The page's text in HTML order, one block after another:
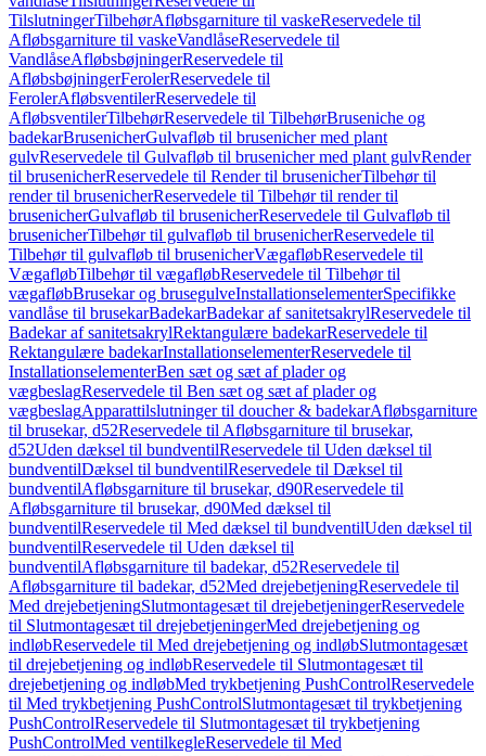
TilslutningerTilbehørAfløbsgarniture til vaskeReservedele til
Afløbsgarniture til vaskeVandlåseReservedele til
VandlåseAfløbsbøjningerReservedele til
AfløbsbøjningerFerolerReservedele til
FerolerAfløbsventilerReservedele til
AfløbsventilerTilbehørReservedele til TilbehørBruseniche og
badekarBrusenicherGulvafløb til brusenicher med plant
gulvReservedele til Gulvafløb til brusenicher med plant gulvRender
til brusenicherReservedele til Render til brusenicherTilbehør til
render til brusenicherReservedele til Tilbehør til render til
brusenicherGulvafløb til brusenicherReservedele til Gulvafløb til
brusenicherTilbehør til gulvafløb til brusenicherReservedele til
Tilbehør til gulvafløb til brusenicherVægafløbReservedele til
VægafløbTilbehør til vægafløbReservedele til Tilbehør til
vægafløbBrusekar og brusegulveInstallationselementerSpecifikke
vandlåse til brusekarBadekarBadekar af sanitetsakrylReservedele til
Badekar af sanitetsakrylRektangulære badekarReservedele til
Rektangulære badekarInstallationselementerReservedele til
InstallationselementerBen sæt og sæt af plader og
vægbeslagReservedele til Ben sæt og sæt af plader og
vægbeslagApparattilslutninger til doucher & badekarAfløbsgarniture
til brusekar, d52Reservedele til Afløbsgarniture til brusekar,
d52Uden dæksel til bundventilReservedele til Uden dæksel til
bundventilDæksel til bundventilReservedele til Dæksel til
bundventilAfløbsgarniture til brusekar, d90Reservedele til
Afløbsgarniture til brusekar, d90Med dæksel til
bundventilReservedele til Med dæksel til bundventilUden dæksel til
bundventilReservedele til Uden dæksel til
bundventilAfløbsgarniture til badekar, d52Reservedele til
Afløbsgarniture til badekar, d52Med drejebetjeningReservedele til
Med drejebetjeningSlutmontagesæt til drejebetjeningerReservedele
til Slutmontagesæt til drejebetjeningerMed drejebetjening og
indløbReservedele til Med drejebetjening og indløbSlutmontagesæt
til drejebetjening og indløbReservedele til Slutmontagesæt til
drejebetjening og indløbMed trykbetjening PushControlReservedele
til Med trykbetjening PushControlSlutmontagesæt til trykbetjening
PushControlReservedele til Slutmontagesæt til trykbetjening
PushControlMed ventilkegleReservedele til Med